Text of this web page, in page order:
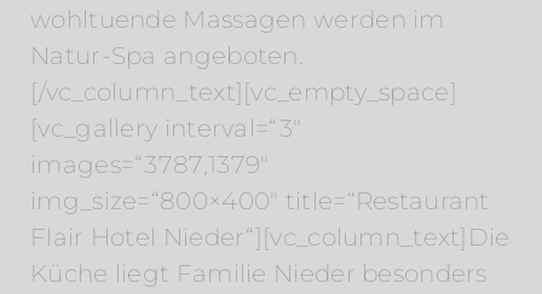
wohltuende Massagen werden im
Natur-Spa angeboten.
[/vc_column_text][vc_empty_space]
[vc_gallery interval=“3″
images=“3787,1379″
img_size=“800×400″ title=“Restaurant
Flair Hotel Nieder“][vc_column_text]Die
Küche liegt Familie Nieder besonders